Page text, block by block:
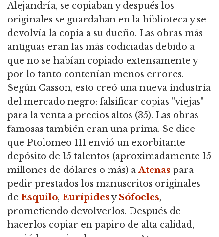
Alejandría, se copiaban y después los
originales se guardaban en la biblioteca y se
devolvía la copia a su dueño. Las obras más
antiguas eran las más codiciadas debido a
que no se habían copiado extensamente y
por lo tanto contenían menos errores.
Según Casson, esto creó una nueva industria
del mercado negro: falsificar copias "viejas"
para la venta a precios altos (35). Las obras
famosas también eran una prima. Se dice
que Ptolomeo III envió un exorbitante
depósito de 15 talentos (aproximadamente 15
millones de dólares o más) aAtenas para
pedir prestados los manuscritos originales
de Esquilo, EurípidesySófocles,
prometiendo devolverlos. Después de
hacerlos copiar en papiro de alta calidad,